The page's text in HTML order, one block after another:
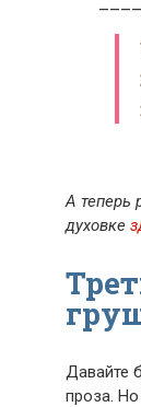
А теперь
духовке
Давайте
проза.